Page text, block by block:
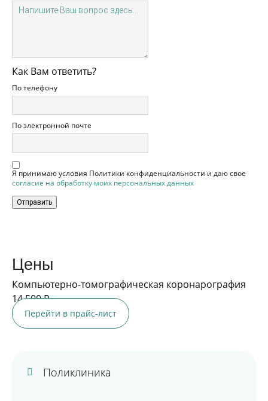
Как Вам ответить?
По телефону
По электронной почте
Я принимаю условия Политики конфиденциальности и даю свое
согласие на обработку моих персональных данных
Отправить
Цены
Компьютерно-томографическая коронарография
14 500 ₽
Перейти в прайс-лист
Поликлиника